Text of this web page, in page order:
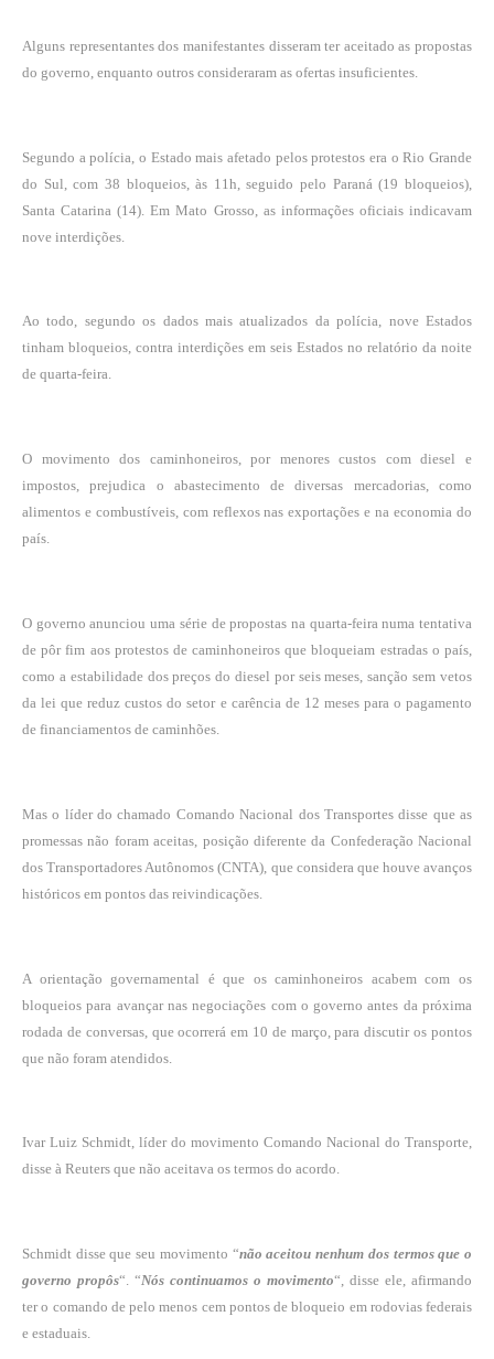
Alguns representantes dos manifestantes disseram ter aceitado as propostas
do governo, enquanto outros consideraram as ofertas insuficientes.
Segundo a polícia, o Estado mais afetado pelos protestos era o Rio Grande
do Sul, com 38 bloqueios, às 11h, seguido pelo Paraná (19 bloqueios),
Santa Catarina (14). Em Mato Grosso, as informações oficiais indicavam
nove interdições.
Ao todo, segundo os dados mais atualizados da polícia, nove Estados
tinham bloqueios, contra interdições em seis Estados no relatório da noite
de quarta-feira.
O movimento dos caminhoneiros, por menores custos com diesel e
impostos, prejudica o abastecimento de diversas mercadorias, como
alimentos e combustíveis, com reflexos nas exportações e na economia do
país.
O governo anunciou uma série de propostas na quarta-feira numa tentativa
de pôr fim aos protestos de caminhoneiros que bloqueiam estradas o país,
como a estabilidade dos preços do diesel por seis meses, sanção sem vetos
da lei que reduz custos do setor e carência de 12 meses para o pagamento
de financiamentos de caminhões.
Mas o líder do chamado Comando Nacional dos Transportes disse que as
promessas não foram aceitas, posição diferente da Confederação Nacional
dos Transportadores Autônomos (CNTA), que considera que houve avanços
históricos em pontos das reivindicações.
A orientação governamental é que os caminhoneiros acabem com os
bloqueios para avançar nas negociações com o governo antes da próxima
rodada de conversas, que ocorrerá em 10 de março, para discutir os pontos
que não foram atendidos.
Ivar Luiz Schmidt, líder do movimento Comando Nacional do Transporte,
disse à Reuters que não aceitava os termos do acordo.
Schmidt disse que seu movimento “não aceitou nenhum dos termos que o
governo propôs“. “Nós continuamos o movimento“, disse ele, afirmando
ter o comando de pelo menos cem pontos de bloqueio em rodovias federais
e estaduais.